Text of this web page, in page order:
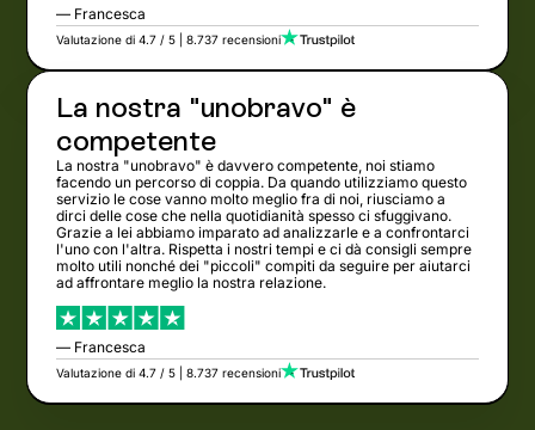
— Francesca
Valutazione di 4.7 / 5 | 8.737 recensioni
La nostra "unobravo" è
competente
La nostra "unobravo" è davvero competente, noi stiamo
facendo un percorso di coppia. Da quando utilizziamo questo
servizio le cose vanno molto meglio fra di noi, riusciamo a
dirci delle cose che nella quotidianità spesso ci sfuggivano.
Grazie a lei abbiamo imparato ad analizzarle e a confrontarci
l'uno con l'altra. Rispetta i nostri tempi e ci dà consigli sempre
molto utili nonché dei "piccoli" compiti da seguire per aiutarci
ad affrontare meglio la nostra relazione.
— Francesca
Valutazione di 4.7 / 5 | 8.737 recensioni